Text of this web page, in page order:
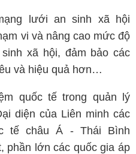
lưới an sinh xã hội
vi và nâng cao mức độ
xã hội, đảm bảo các
và hiệu quả hơn…
quốc tế trong quản lý
diện của Liên minh các
tế châu Á - Thái Bình
phần lớn các quốc gia áp